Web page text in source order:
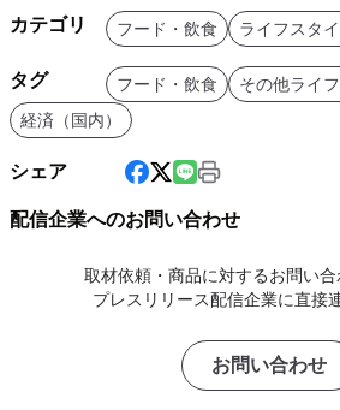
カテゴリ フード・飲食 ライフスタ
タグ フード・飲食
その他ライ
経済（国内）
シェア
配信企業へのお問い合わせ
取材依頼・商品に対するお問い合
プレスリリース配信企業に直接
お問い合わせ